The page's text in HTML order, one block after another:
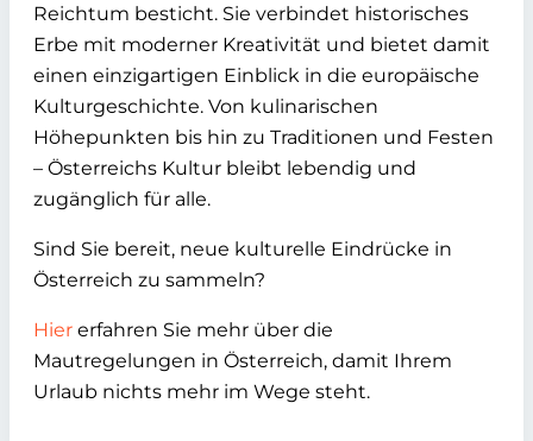
Reichtum besticht. Sie verbindet historisches
Erbe mit moderner Kreativität und bietet damit
einen einzigartigen Einblick in die europäische
Kulturgeschichte. Von kulinarischen
Höhepunkten bis hin zu Traditionen und Festen
– Österreichs Kultur bleibt lebendig und
zugänglich für alle.
Sind Sie bereit, neue kulturelle Eindrücke in
Österreich zu sammeln?
Hier erfahren Sie mehr über die
Mautregelungen in Österreich, damit Ihrem
Urlaub nichts mehr im Wege steht.